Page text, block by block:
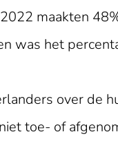
maakten
was het
over de
toe- of